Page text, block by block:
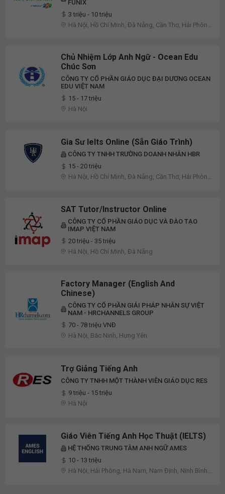
FUNIX
3 triệu - 10 triệu
Hà Nội, Hồ Chí Minh, Đà Nẵng, Cần Thơ, Hải Phòng,
Chủ Nhiệm Lớp Anh Ngữ - Ocean Edu
Chúc Sơn
CÔNG TY CỔ PHẦN GIÁO DỤC ĐẠI DƯƠNG OCEAN
EDU VIỆT NAM
15 - 17 triệu
Hà Nội
Gia Sư Ielts Online (Sẵn Giáo Trình)
CÔNG TY TNHH TRƯỜNG DOANH NHÂN HBR
15 - 20 triệu
Hà Nội, Hồ Chí Minh, Đà Nẵng, Cần Thơ, Hải Phòng,
SAT Tutor/Instructor Online
CÔNG TY CỔ PHẦN GIÁO DỤC VÀ ĐÀO TẠO
IMAP VIỆT NAM
20 triệu - 35 triệu
Hà Nội, Hồ Chí Minh, Đà Nẵng
Factory Manager (English And
Chinese)
CÔNG TY CỔ PHẦN GIẢI PHÁP NHÂN SỰ VIỆT
NAM - HRCHANNELS GROUP
70 - 78 triệu VNĐ
Hà Nội, Bắc Ninh, Hưng Yên
Trợ Giảng Tiếng Anh
CÔNG TY TNHH MỘT THÀNH VIÊN GIÁO DỤC RES
9 triệu - 15 triệu
Hà Nội
Giáo Viên Tiếng Anh Học Thuật (IELTS)
HỆ THỐNG TRUNG TÂM ANH NGỮ AMES
10 - 13 triệu
Hà Nội, Hải Phòng, Hà Nam, Nam Định, Ninh Bình,